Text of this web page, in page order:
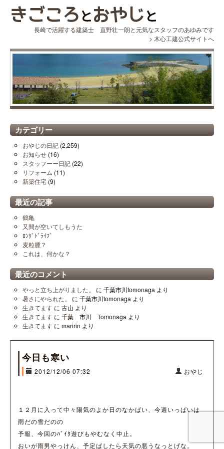
長崎で活躍する建築士 直野壮一朗と元気なスタッフのあゆみです
> 木心工建公式サイトへ
カテゴリー
おやじの日記 (2,259)
お知らせ (16)
スタッフーー日記 (22)
リフォーム (11)
新築住宅 (9)
最近の記事
鶴亀
又間が空いてしもうた
ﾛﾝｸﾞﾄﾞﾗｲﾌﾞ
麦粒腫？
これは、何かな？
最近のコメント
やっと立ち上がりました。 に 千葉市川tomonaga より
暑さにやられた。
に 千葉市川tomonaga より
生きてます に 古山 より
生きてます に 千葉 市川 Tomonaga より
生きてます に maririn より
今日も寒い
2012/12/06 07:32 おやじ
１２月に入って中々陽気のよか日のなかばい、今週いっぱいは
雨だの雪だのの
予報、今回のﾊﾞｲｸ遊びもやむなく中止。
おいが雨男やっけん、予定ばしたら天気の悪うなっとげな。